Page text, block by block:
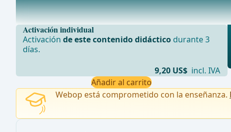
El efecto de la disección rutinaria de los pilares en la
Activación individual
Activaciónde este contenido didáctico durante 3
días.
9,20 US$ incl. IVA
Añadir al carrito
Webop está comprometido con la enseñanza.